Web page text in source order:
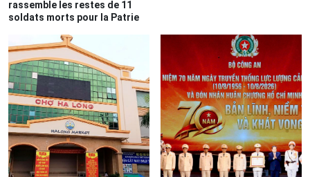
rassemble les restes de 11
soldats morts pour la Patrie